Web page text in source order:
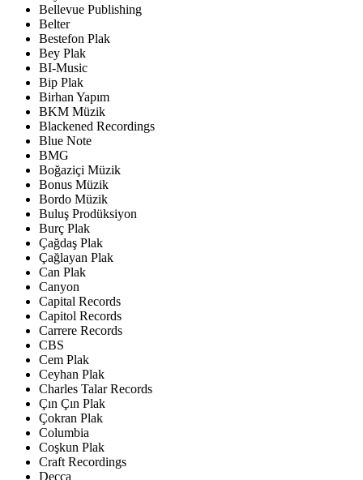
Bellevue Publishing
Belter
Bestefon Plak
Bey Plak
BI-Music
Bip Plak
Birhan Yapım
BKM Müzik
Blackened Recordings
Blue Note
BMG
Boğaziçi Müzik
Bonus Müzik
Bordo Müzik
Buluş Prodüksiyon
Burç Plak
Çağdaş Plak
Çağlayan Plak
Can Plak
Canyon
Capital Records
Capitol Records
Carrere Records
CBS
Cem Plak
Ceyhan Plak
Charles Talar Records
Çın Çın Plak
Çokran Plak
Columbia
Coşkun Plak
Craft Recordings
Decca